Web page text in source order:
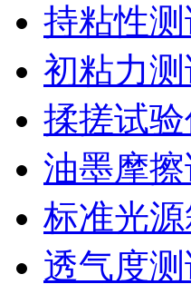
持粘性
初粘力
揉搓试验
油墨摩
标准光源
透气度